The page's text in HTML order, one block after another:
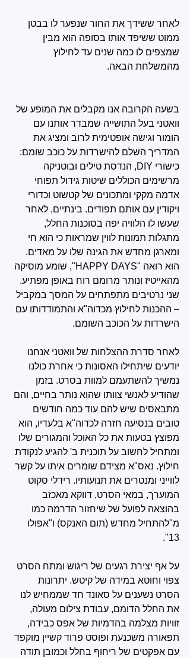
לאחר ששידך את החור שנפער לו בבטן
ממוט ששיפד אותו בסופה הוא מבין
שמצפים לו כמה שנים עד לחילוץ
מהמשלחת הבאה.
בשעה הקרובה אנו מקבלים את המופע של
וואטני בעל התושייה שמבדר אותנו עם
הומור וגישה אופטימית לרוב ומציג את
המדריך השלם להישרדות על כוכב שומם:
כישורי DIY, הנדסת טילים ובוטניקה
מרשימים הכוללים שיטות גידול תפוחי
אדמה מקקי ומתכונים של קטשוט וכדורי
ויקודין עם אותם תפודים. בינתיים, לאחר
שעשו לו הלוויה יפה בסוכנות החלל,
מתגלות תמונות לווין שמראות כי הוא חי
ומארגן מחדש את הגינה שלו על מאדים.
הוא רואה "HAPPY DAYS", שומע מוסיקה
מהאייטיז ונותר מרומם רוח באופן מפתיע.
שני נרטיבים מתפתחים על המסך במקביל
– ההכנות לחילוץ מכדוה"א והתמודדותו עם
הישרדות על הכוכב השומם.
לאחר סדרת ההצלחות של וואטני אנחנו
יודעים שיתחילו האסונות כי אחרת כולנו
נמשיך להשתעמם למוות בסרט. בזמן
שהודיע לאנשי צוותו שהוא נותר בחיים, והם
מתבאסים שיש להם עוד כמה חודשים
טובים בנסיעה חזרה לכדוה"א בלעדיו, הוא
מפוצץ בטעות את כל האוכל והמגורים שלו
ומתחיל לחשוב על תוכנית ב' להגיע לנקודת
חילוץ. נאס"א מצידם שומרים איתו על קשר
לווייני ומנטרים את תנועותיו. רידלי סקוט
המוערך, במאי הסרט, דווקא מאכזב
בהוצאה לפועל של שיחזור הדרמה כמו
מ"להתחיל מחדש (תום האנקס) ו"אפולו
13".
על אף יצירת רגעים של ריגוש ומתח הסרט
צפוי וחוטא במידה של קיטש. יתרונות
הסרט נשענים על סאונד חד שממחיש לנו
את החלל הדומם, עבודת צילום מעולה,
זוויות מצלמה בהדמיות של אפס כבידה,
תפאורה משכנעת ופוסט פרוד קשיין מוקפד
עם אפקטים של ריחוף בחלל וכמובן תודה